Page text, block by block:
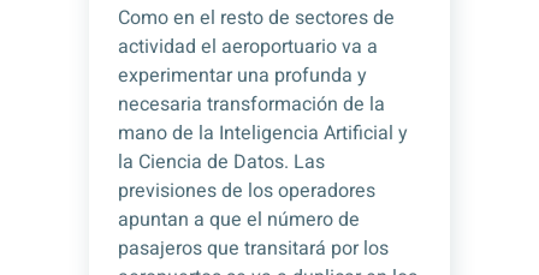
Como en el resto de sectores de
actividad el aeroportuario va a
experimentar una profunda y
necesaria transformación de la
mano de la Inteligencia Artificial y
la Ciencia de Datos. Las
previsiones de los operadores
apuntan a que el número de
pasajeros que transitará por los